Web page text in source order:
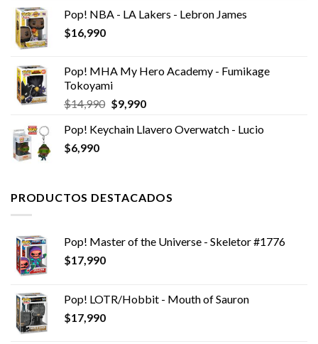
Pop! NBA - LA Lakers - Lebron James
$16,990
Pop! MHA My Hero Academy - Fumikage
Tokoyami
$14,990 El
original
$9,990El
actual
Pop! Keychain Llavero Overwatch - Lucio
$6,990
PRODUCTOS DESTACADOS
Pop! Master of the Universe - Skeletor #1776
$17,990
Pop! LOTR/Hobbit - Mouth of Sauron
$17,990